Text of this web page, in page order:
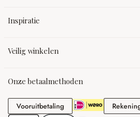
Inspiratie
Veilig winkelen
Onze betaalmethoden
VooruitbetalingVooruitbetaling